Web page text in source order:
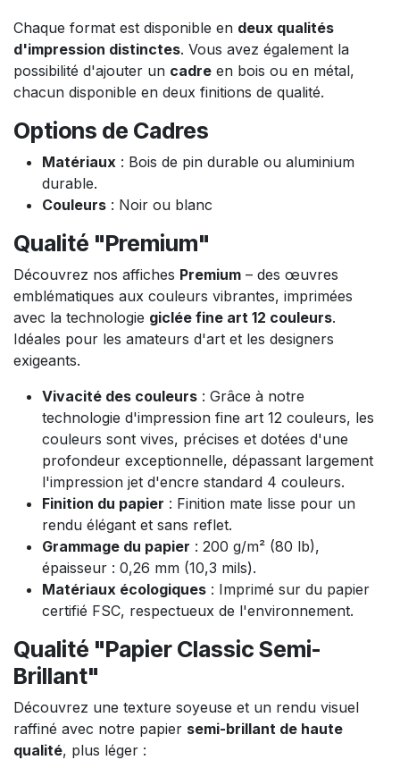
Chaque format est disponible en deux qualités
d'impression distinctes. Vous avez également la
possibilité d'ajouter un cadre en bois ou en métal,
chacun disponible en deux finitions de qualité.
Options de Cadres
Matériaux : Bois de pin durable ou aluminium
durable.
Couleurs : Noir ou blanc
Qualité "Premium"
Découvrez nos affiches Premium – des œuvres
emblématiques aux couleurs vibrantes, imprimées
avec la technologie giclée fine art 12 couleurs.
Idéales pour les amateurs d'art et les designers
exigeants.
Vivacité des couleurs : Grâce à notre
technologie d'impression fine art 12 couleurs, les
couleurs sont vives, précises et dotées d'une
profondeur exceptionnelle, dépassant largement
l'impression jet d'encre standard 4 couleurs.
Finition du papier : Finition mate lisse pour un
rendu élégant et sans reflet.
Grammage du papier : 200 g/m² (80 lb),
épaisseur : 0,26 mm (10,3 mils).
Matériaux écologiques : Imprimé sur du papier
certifié FSC, respectueux de l'environnement.
Qualité "Papier Classic Semi-
Brillant"
Découvrez une texture soyeuse et un rendu visuel
raffiné avec notre papier semi-brillant de haute
qualité, plus léger :